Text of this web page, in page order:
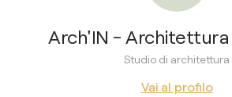
Arch'IN - Architettura
Studio di architettura
Vai al profilo